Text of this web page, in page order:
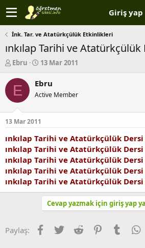
Giriş yap
İnk. Tar. ve Atatürkçülük Etkinlikleri
ınkılap Tarihi ve
K
n
b
u
u
b
a
ş
l
a
t
a
n
Ebru
B
ş
a
g
ı
ç
a
r
i
h
i
13 Mar 2011
E Ebru
Active Member
13 Mar 2011
ınkılap Tarihi ve Atatürkçülük
ınkılap Tarihi ve Atatürkçülük
ınkılap Tarihi ve Atatürkçülük
ınkılap Tarihi ve Atatürkçülük
ınkılap Tarihi ve Atatürkçülük
Cevap yazmak için giriş yap
Paylaş: Facebook
TwitterReddit PinterestTumblr